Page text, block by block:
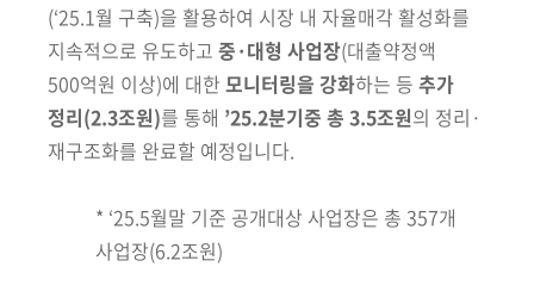
(‘25.1월 구축)을 활용하여 시장 내 자율매각 활성화를
지속적으로 유도하고 중·대형 사업장(대출약정액
500억원 이상)에 대한 모니터링을 강화하는 등 추가
정리(2.3조원)를 통해 ’25.2분기중 총 3.5조원의 정리·
재구조화를 완료할 예정입니다.
* ‘25.5월말 기준 공개대상 사업장은 총 357개
사업장(6.2조원)